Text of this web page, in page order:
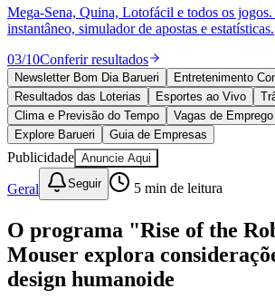
Política
Esportes
Saúde
Segurança
Cultura
Meio Ambiente
Obras
Educação
Bairros de Barueri
Selecione sua região Para notícias da sua região
AldeiaAldeia da SerraAldeia de Barueri
JubranBelvalBethavilleBoa
Mega-Sena, Quina, Lotofácil e todos os
instantâneo, simulador de apostas e estatísticas.
03/10Conferir resultados
Newsletter Bom Dia Barueri
Entretenimento
Resultados das Loterias
Esportes ao Vivo
Clima e Previsão do Tempo
Vagas de Emprego
Explore Barueri
Guia de Empresas
Publicidade Anuncie Aqui
Geral Seguir 5 min de leitura
O programa "Rise of the
Mouser explora
design humanoide